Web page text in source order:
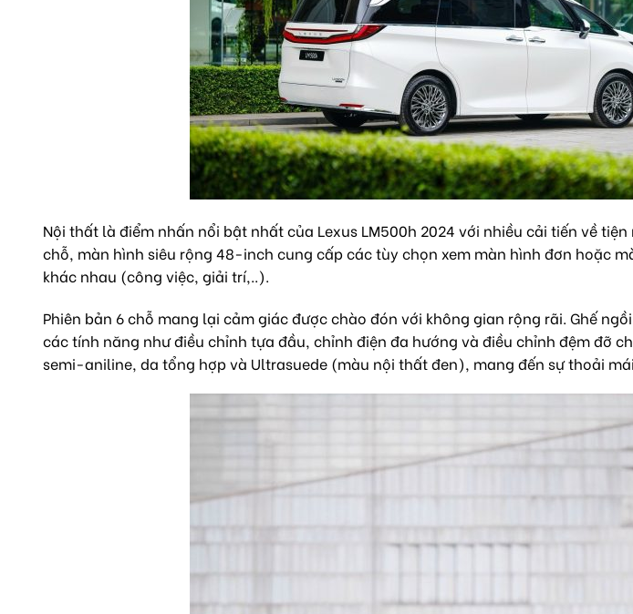
Nội thất là điểm nhấn nổi bật nhất của Lexus LM500h 2024 với nhiều cải tiến về
chỗ, màn hình siêu rộng 48-inch cung cấp các tùy chọn xem màn hình đơn hoặc
khác nhau (công việc, giải trí,..).
Phiên bản 6 chỗ mang lại cảm giác được chào đón với không gian rộng rãi. Ghế
các tính năng như điều chỉnh tựa đầu, chỉnh điện đa hướng và điều chỉnh đệm đỡ
semi-aniline, da tổng hợp và Ultrasuede (màu nội thất đen), mang đến sự thoải